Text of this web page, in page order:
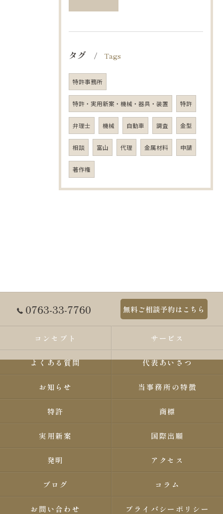
タグ Tags
特許事務所
特許・実用新案・機械・器具・装置 特許
弁理士 機械 自動車 調査 金型
相談 富山 代理 金属材料 申請
著作権
0763-33-7760 無料ご相談予約はこちら
コンセプト サービス
よくある質問 代表あいさつ
お知らせ 当事務所の特徴
特許 商標
実用新案 国際出願
発明 アクセス
ブログ コラム
お問い合わせ プライバシーポリシー